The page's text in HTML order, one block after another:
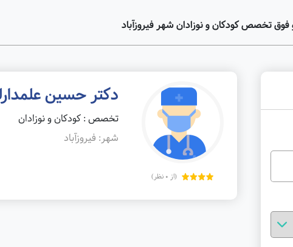
تخصص کودکان و نوزادان شهر فیروزآباد
(از 0 نظر)
دکتر حسین
تخصص : کودکان و نوزادان
شهر: فیروزآباد